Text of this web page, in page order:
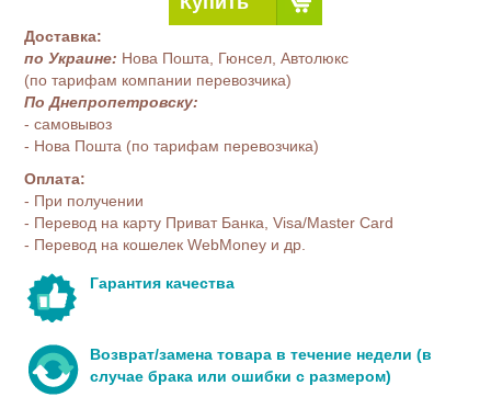
Доставка:
по Украине: Нова Пошта, Гюнсел, Автолюкс
(по тарифам компании перевозчика)
По Днепропетровску:
- самовывоз
- Нова Пошта (по тарифам перевозчика)
Оплата:
- При получении
- Перевод на карту Приват Банка, Visa/Master Card
- Перевод на кошелек WebMoney и др.
Гарантия качества
Возврат/замена товара в течение недели (в
случае брака или ошибки с размером)